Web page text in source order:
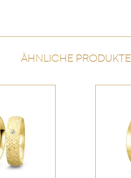
ÄHNLICHE PRODUKTE